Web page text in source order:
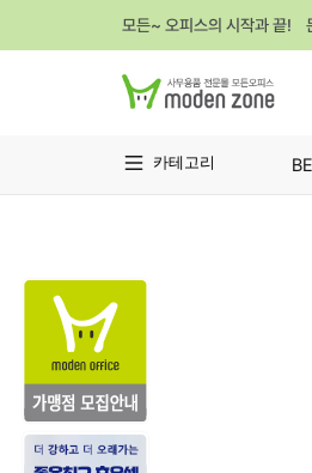
모든~ 오피스의 시작과 끝!
카테고리